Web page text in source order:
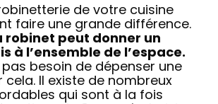
de votre cuisine
faire une grande différence.
robinet peut donner un
à l’ensemble de l’espace.
pas besoin de dépenser une
Il existe de nombreux
qui sont à la fois